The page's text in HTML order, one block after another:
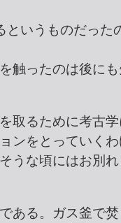
いうものだっ
触ったのは後に
るために考古学
ンをとっていく
うな頃にはお別れ
ある。ガス釜で